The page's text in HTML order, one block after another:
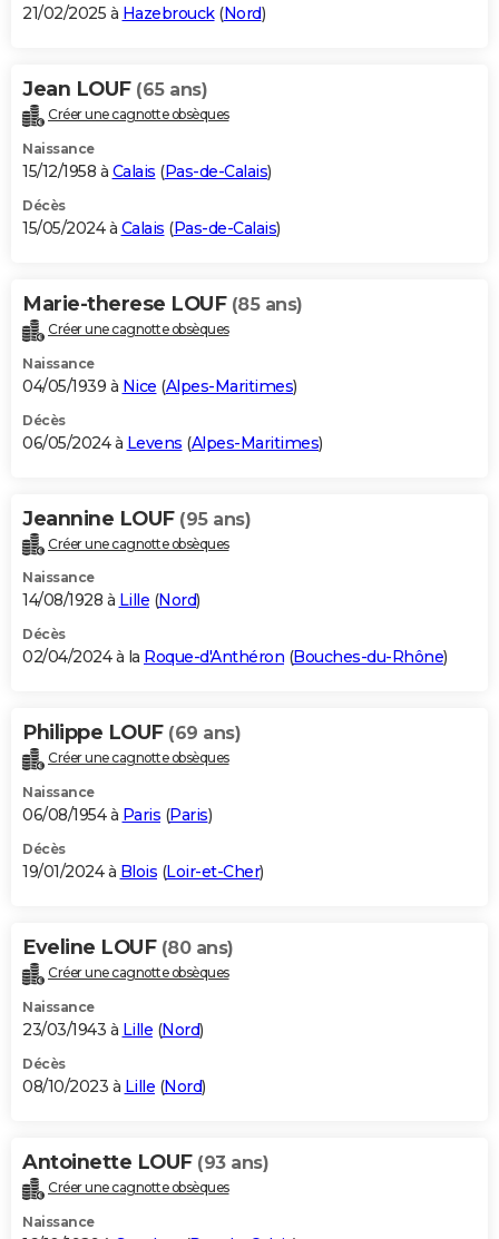
21/02/2025 à Hazebrouck(Nord)
Jean LOUF (65 ans)
Créer une cagnotte obsèques
Naissance
15/12/1958 à Calais (Pas-de-Calais)
Décès
15/05/2024 à Calais (Pas-de-Calais)
Marie-therese LOUF (85 ans)
Créer une cagnotte obsèques
Naissance
04/05/1939 à Nice (Alpes-Maritimes)
Décès
06/05/2024 à Levens (Alpes-Maritimes)
Jeannine LOUF (95 ans)
Créer une cagnotte obsèques
Naissance
14/08/1928 à Lille (Nord)
Décès
02/04/2024 à la Roque-d'Anthéron (Bouches-du-Rhône)
Philippe LOUF (69 ans)
Créer une cagnotte obsèques
Naissance
06/08/1954 à Paris (Paris)
Décès
19/01/2024 à Blois (Loir-et-Cher)
Eveline LOUF (80 ans)
Créer une cagnotte obsèques
Naissance
23/03/1943 à Lille (Nord)
Décès
08/10/2023 à Lille (Nord)
Antoinette LOUF (93 ans)
Créer une cagnotte obsèques
Naissance